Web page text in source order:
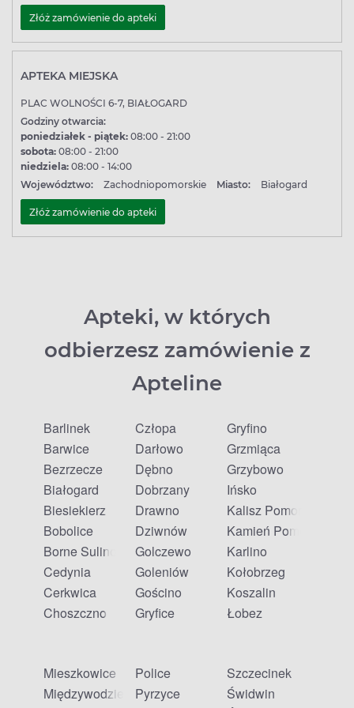
Złóż zamówienie do apteki
APTEKA MIEJSKA
PLAC WOLNOŚCI 6-7, BIAŁOGARD
Godziny otwarcia:
poniedziałek - piątek: 08:00 - 21:00
sobota: 08:00 - 21:00
niedziela: 08:00 - 14:00
Województwo:
Zachodniopomorskie Miasto: Białogard
Złóż zamówienie do apteki
Apteki, w których
odbierzesz zamówienie z
Apteline
Barlinek
Barwice
Bezrzecze
Białogard
Biesiekierz
Bobolice
Borne Sulinowo
Cedynia
Cerkwica
Choszczno
Człopa
Darłowo
Dębno
Dobrzany
Drawno
Dziwnów
Golczewo
Goleniów
Gościno
Gryfice
Gryfino
Grzmiąca
Grzybowo
Ińsko
Kalisz Pomorski
Kamień Pomorski
Karlino
Kołobrzeg
Koszalin
Łobez
Mieszkowice
Międzywodzie
Police
Pyrzyce
Szczecinek
Świdwin